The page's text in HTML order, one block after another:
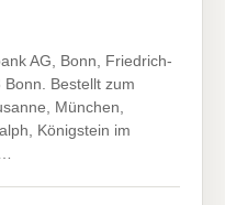
AG, Bonn, Friedrich-
Bestellt zum
München,
Königstein im